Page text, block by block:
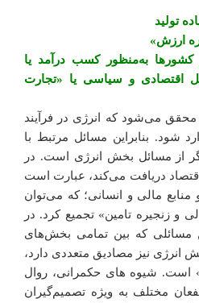
تولید
ارزش»
کشور‌ها به‌منظور کسب درآمد یا
اقتصادی و سیاسی یا «تجارت
می‌شود که انرژی در فرآیند
شود. بنابراین مسائل مرتبط با
از مسائل بخش انرژی است. در
دریافت می‌کند، عبارت است
منابع مالی و انسانی؛ که می‌توان
و زنجیره تامین» تجمیع کرد. در
مسائلی که بین تمامی بخش‌های
انرژی نیز مصادیق متعددی دارد،
است. شیوه های حکمرانی، روال
مختلف به ویژه تصمیم‌گیران